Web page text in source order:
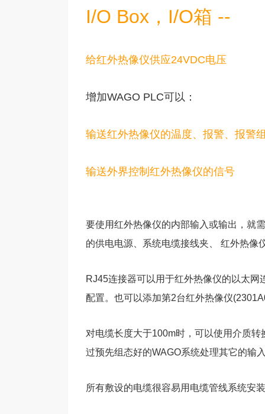
I/O Box，I/O箱 --
给红外热像仪供应24VDC电压
增加WAGO PLC可以：
输送红外热像仪的温度、报警、报警
输送外界控制红外热像仪的信号
要使用红外热像仪的内部输入或输出，就
的供电电源、系统电缆接线夹、 红外热像
RJ45连接器可以用于红外热像仪的以太
配置。也可以添加第2台红外热像仪
对电缆长度大于100m时，可以使用介质
过预先组态好的WAGO系统处理其它的输
所有敷设的电缆很容易用电缆管线系统安